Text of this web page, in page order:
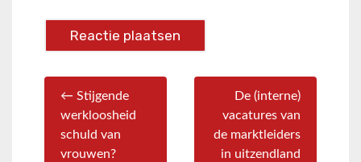
← Stijgende
werkloosheid
schuld van
vrouwen?
De (interne)
vacatures van
de marktleiders
in uitzendland